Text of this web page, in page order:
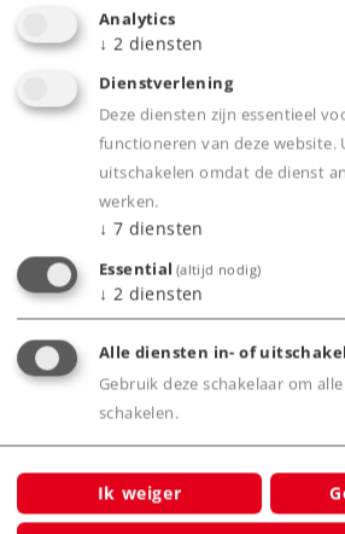
bedding, dwarsliggers en
Elektrisch zeer bedrijfszeker
beproefde
Snel aan elkaar te zetten en
halen door de stabiele Klik-
de grond
Product
Productinfo
Analytics
↓ 2 diensten
Dienstverlening
Deze diensten zijn essentieel
functioneren van deze website.
uitschakelen omdat de dienst
werken.
↓ 7 diensten
Essential (altijd nodig)
↓ 2 diensten
Alle diensten in- of
Gebruik deze schakelaar om
schakelen.
Ik weiger